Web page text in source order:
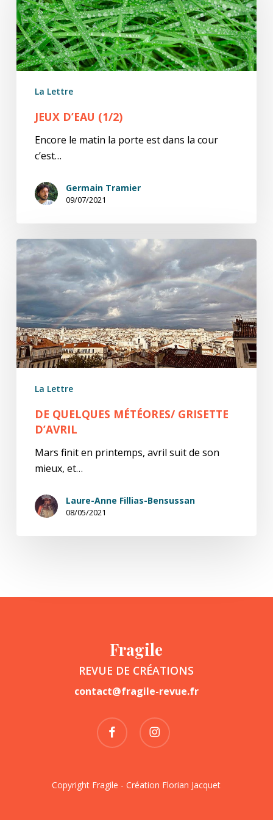
La Lettre
JEUX D’EAU (1/2)
Encore le matin la porte est dans la cour
c’est…
Germain Tramier
09/07/2021
De
quelques
météores/
Grisette
d’avril
La Lettre
DE QUELQUES MÉTÉORES/ GRISETTE
D’AVRIL
Mars finit en printemps, avril suit de son
mieux, et…
Laure-Anne Fillias-Bensussan
08/05/2021
Fragile
REVUE DE CRÉATIONS
contact@fragile-revue.fr
facebook instagram
Copyright Fragile - Création Florian Jacquet